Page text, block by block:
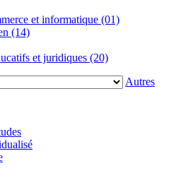
et informatique (01)
(14)
et juridiques (20)
Autres